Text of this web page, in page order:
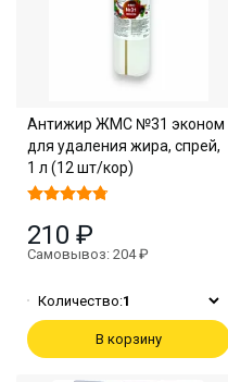
Антижир ЖМС №31 эконом
для удаления жира, спрей,
1 л (12 шт/кор)
210 ₽
Самовывоз: 204 ₽
Количество:1
В корзину